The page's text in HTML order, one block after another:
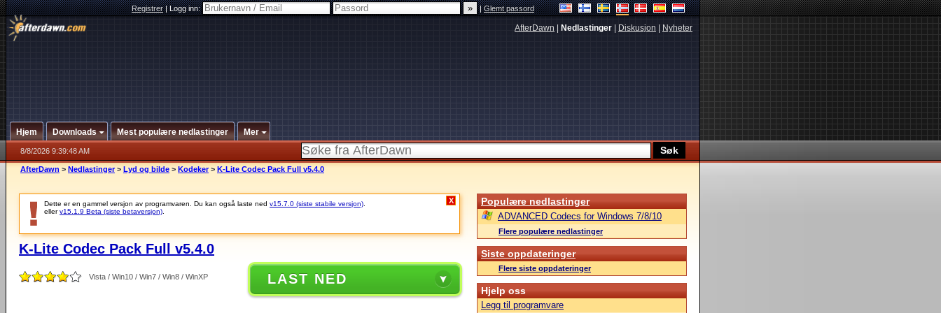
Registrer|Logg inn: |Glemt passord
AfterDawn Nedlastinger Diskusjon Nyheter
Hjem Downloads Mest populære nedlastinger Mer
8/8/2026 9:39:48 AM
AfterDawn > Nedlastinger > Lyd og bilde > Kodeker > K-Lite Codec Pack Full v5.4.0
Dette er en gammel versjon av programvaren. Du kan også laste ned v15.7.0 (siste stabile versjon)
ellerv15.1.9 Beta (siste betaversjon)
X
K-Lite Codec Pack Full v5.4.0
Vista / Win10 / Win7 / Win8 / WinXP LAST NED
Populære nedlastinger
ADVANCED Codecs for Windows 7/8/10
Flere populære nedlastinger
Siste oppdateringer
Flere siste oppdateringer
Hjelp oss
Legg til programvare